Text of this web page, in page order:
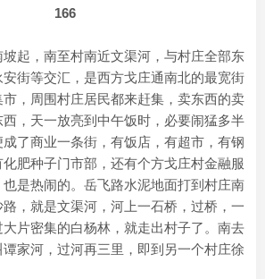
166
起，南至村南近文渠河，与村庄全部东
街等交汇，是西方戈庄通南北的最宽街
，周围村庄居民都来赶集，卖东西的卖
，天一放亮到中午饭时，必要闹猛多半
了商业一条街，有饭店，有超市，有钢
肥种子门市部，还有个方戈庄村金融服
是热闹的。岳飞路水泥地面打到村庄南
，就是文渠河，河上一石桥，过桥，一
片密集的白杨林，就走出村子了。南去
家河，过河再三里，即到另一个村庄徐